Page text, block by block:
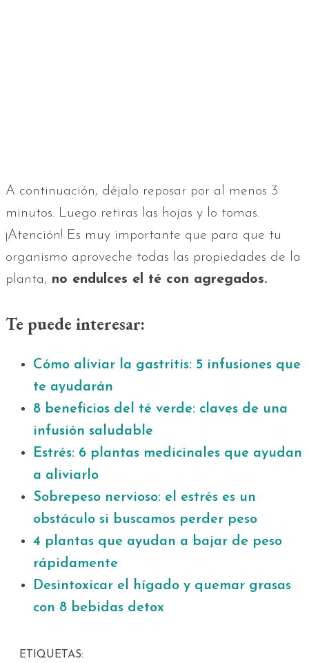
A continuación, déjalo reposar por al menos 3
minutos. Luego retiras las hojas y lo tomas.
¡Atención! Es muy importante que para que tu
organismo aproveche todas las propiedades de la
planta, no endulces el té con agregados.
Te puede interesar:
Cómo aliviar la gastritis: 5 infusiones que
te ayudarán
8 beneficios del té verde: claves de una
infusión saludable
Estrés: 6 plantas medicinales que ayudan
a aliviarlo
Sobrepeso nervioso: el estrés es un
obstáculo si buscamos perder peso
4 plantas que ayudan a bajar de peso
rápidamente
Desintoxicar el hígado y quemar grasas
con 8 bebidas detox
ETIQUETAS: